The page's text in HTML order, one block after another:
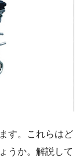
す。これらはど
うか。解説して